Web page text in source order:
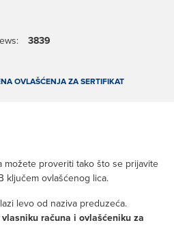
3839
OVLAŠĆENJA ZA SERTIFIKAT
možete proveriti tako što se prijavite
ključem ovlašćenog lica.
levo od naziva preduzeća.
računa i ovlašćeniku za